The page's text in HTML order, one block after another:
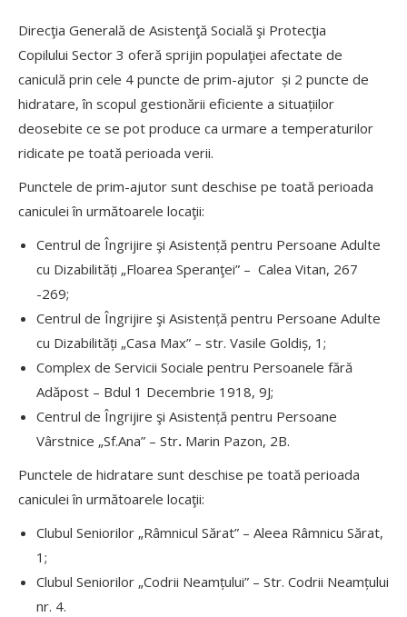
Direcţia Generală de Asistenţă Socială şi Protecţia
Copilului Sector 3 oferă sprijin populaţiei afectate de
caniculă prin cele 4 puncte de prim-ajutor și 2 puncte de
hidratare, în scopul gestionării eficiente a situațiilor
deosebite ce se pot produce ca urmare a temperaturilor
ridicate pe toată perioada verii.
Punctele de prim-ajutor sunt deschise pe toată perioada
caniculei în următoarele locaţii:
Centrul de Îngrijire şi Asistență pentru Persoane Adulte
cu Dizabilități „Floarea Speranţei” – Calea Vitan, 267
-269;
Centrul de Îngrijire şi Asistență pentru Persoane Adulte
cu Dizabilități „Casa Max” – str. Vasile Goldiș, 1;
Complex de Servicii Sociale pentru Persoanele fără
Adăpost – Bdul 1 Decembrie 1918, 9J;
Centrul de Îngrijire şi Asistență pentru Persoane
Vârstnice „Sf.Ana” – Str. Marin Pazon, 2B.
Punctele de hidratare sunt deschise pe toată perioada
caniculei în următoarele locaţii:
Clubul Seniorilor „Râmnicul Sărat” – Aleea Râmnicu Sărat,
1;
Clubul Seniorilor „Codrii Neamțului” – Str. Codrii Neamțului
nr. 4.